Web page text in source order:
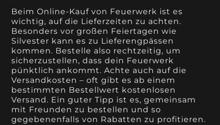
Beim Online-Kauf von Feuerwerk ist es
wichtig, auf die Lieferzeiten zu achten.
Besonders vor großen Feiertagen wie
Silvester kann es zu Lieferengpässen
kommen. Bestelle also rechtzeitig, um
sicherzustellen, dass dein Feuerwerk
pünktlich ankommt. Achte auch auf die
Versandkosten – oft gibt es ab einem
bestimmten Bestellwert kostenlosen
Versand. Ein guter Tipp ist es, gemeinsam
mit Freunden zu bestellen und so
gegebenenfalls von Rabatten zu profitieren.